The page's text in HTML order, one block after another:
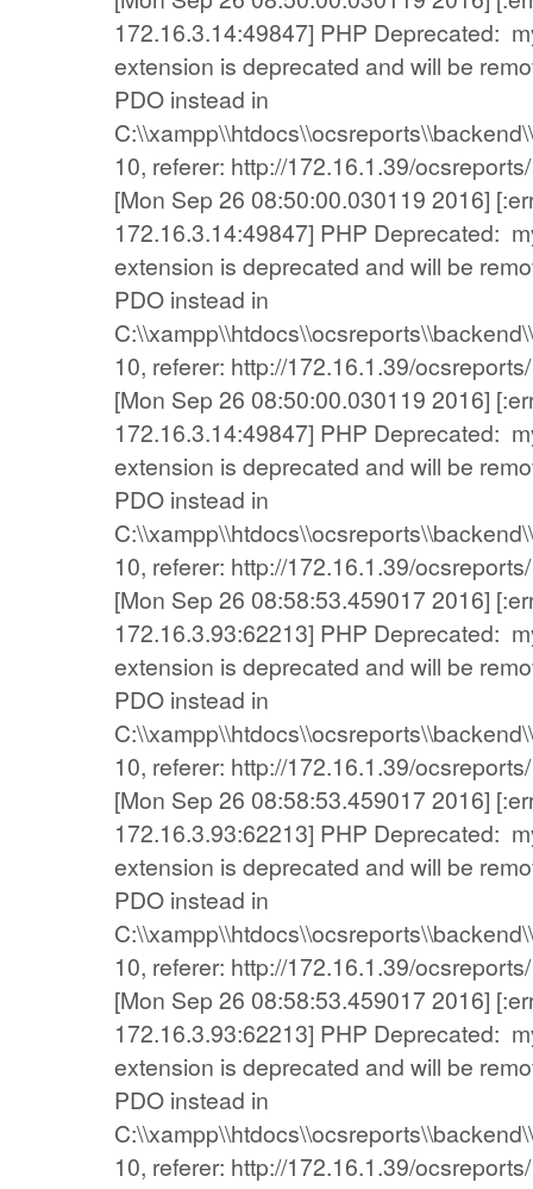
172.16.3.14:49847] PHP Deprecated:
extension is deprecated and will be
PDO instead in
10, referer: http://172.16.1.39/ocsreports/
[Mon Sep 26 08:50:00.030119 2016]
172.16.3.14:49847] PHP Deprecated:
extension is deprecated and will be
PDO instead in
10, referer: http://172.16.1.39/ocsreports/
[Mon Sep 26 08:50:00.030119 2016]
172.16.3.14:49847] PHP Deprecated:
extension is deprecated and will be
PDO instead in
10, referer: http://172.16.1.39/ocsreports/
[Mon Sep 26 08:58:53.459017 2016]
172.16.3.93:62213] PHP Deprecated:
extension is deprecated and will be
PDO instead in
10, referer: http://172.16.1.39/ocsreports/
[Mon Sep 26 08:58:53.459017 2016]
172.16.3.93:62213] PHP Deprecated:
extension is deprecated and will be
PDO instead in
10, referer: http://172.16.1.39/ocsreports/
[Mon Sep 26 08:58:53.459017 2016]
172.16.3.93:62213] PHP Deprecated:
extension is deprecated and will be
PDO instead in
10, referer: http://172.16.1.39/ocsreports/